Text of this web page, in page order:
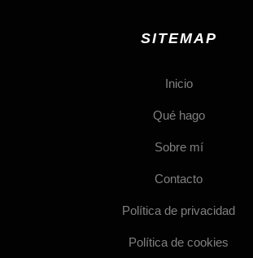
SITEMAP
Inicio
Qué hago
Sobre mí
Contacto
Política de privacidad
Política de cookies